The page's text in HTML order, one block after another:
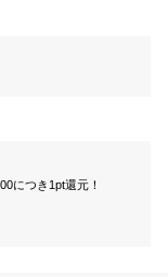
につき1pt還元！